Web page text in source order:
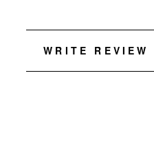
WRITE REVIEW